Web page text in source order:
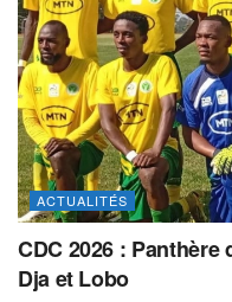
ACTUALITÉS
CDC 2026 : Panthère
Dja et Lobo